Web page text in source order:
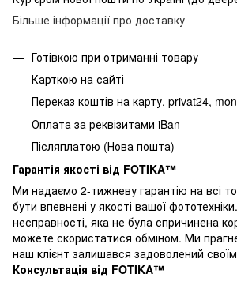
Більше інформації про доставку
Готівкою при отриманні товару
Карткою на сайті
Переказ коштів на карту, privat24,
Оплата за реквізитами iBan
Післяплатою (Нова пошта)
Гарантія якості від FOTIKA™
Ми надаємо 2-тижневу гарантію на всі
бути впевнені у якості вашої
несправності, яка не була спричинена
можете скористатися обміном. Ми
наш клієнт залишався задоволений
Консультація від FOTIKA™